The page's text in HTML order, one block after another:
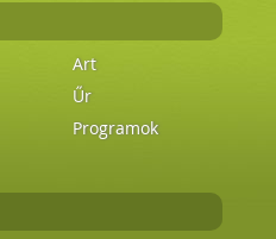
Art
Űr
Programok